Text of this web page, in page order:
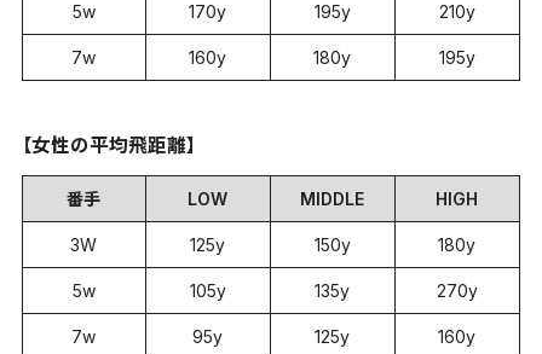
5w 170y 195y 210y
7w 160y 180y 195y
【女性の平均飛距離】
番手 LOW MIDDLE HIGH
3W 125y 150y 180y
5w 105y 135y 270y
7w 95y 125y 160y